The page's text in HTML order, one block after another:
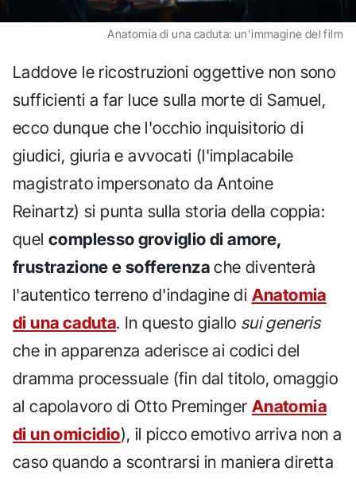
Anatomia di una caduta: un'immagine del film
Laddove le ricostruzioni oggettive non sono
sufficienti a far luce sulla morte di Samuel,
ecco dunque che l'occhio inquisitorio di
giudici, giuria e avvocati (l'implacabile
magistrato impersonato da Antoine
Reinartz) si punta sulla storia della coppia:
quel complesso groviglio di amore,
frustrazione e sofferenza che diventerà
l'autentico terreno d'indagine di Anatomia
di una caduta. In questo giallo sui generis
che in apparenza aderisce ai codici del
dramma processuale (fin dal titolo, omaggio
al capolavoro di Otto Preminger Anatomia
di un omicidio), il picco emotivo arriva non a
caso quando a scontrarsi in maniera diretta